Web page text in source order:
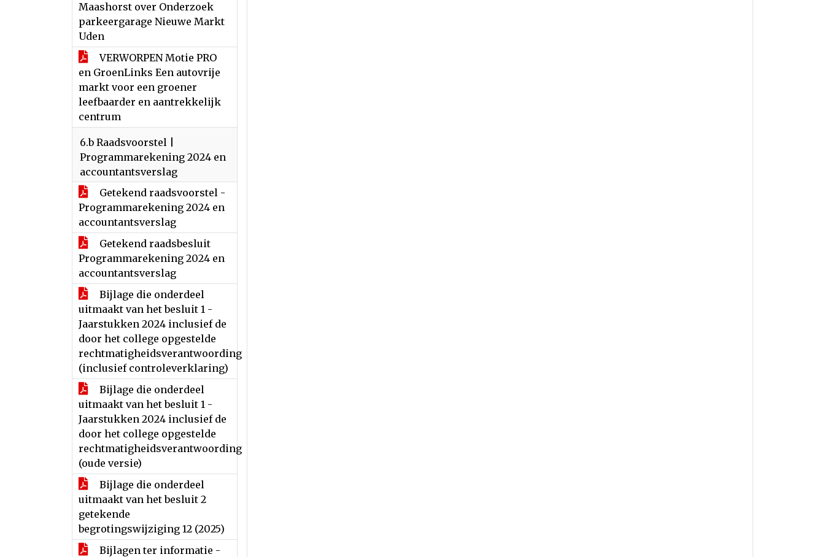
Maashorst over Onderzoek
parkeergarage Nieuwe Markt
Uden
VERWORPEN Motie PRO
en GroenLinks Een autovrije
markt voor een groener
leefbaarder en aantrekkelijk
centrum
6.b Raadsvoorstel |
Programmarekening 2024 en
accountantsverslag
Getekend raadsvoorstel -
Programmarekening 2024 en
accountantsverslag
Getekend raadsbesluit
Programmarekening 2024 en
accountantsverslag
Bijlage die onderdeel
uitmaakt van het besluit 1 -
Jaarstukken 2024 inclusief de
door het college opgestelde
rechtmatigheidsverantwoording
(inclusief controleverklaring)
Bijlage die onderdeel
uitmaakt van het besluit 1 -
Jaarstukken 2024 inclusief de
door het college opgestelde
rechtmatigheidsverantwoording
(oude versie)
Bijlage die onderdeel
uitmaakt van het besluit 2
getekende
begrotingswijziging 12 (2025)
Bijlagen ter informatie -